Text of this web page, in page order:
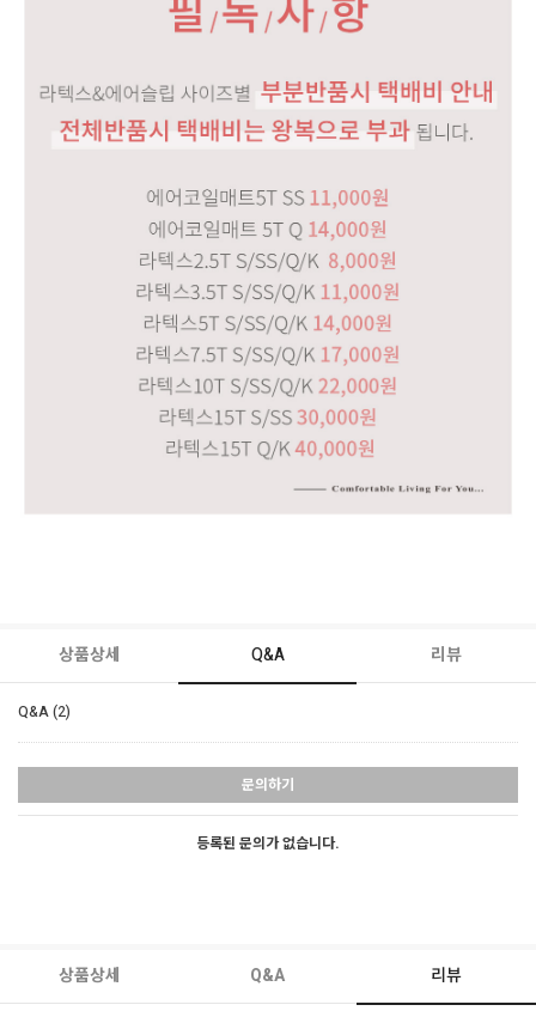
상품상세 Q&A 리뷰
Q&A (2)
문의하기
등록된 문의가 없습니다.
상품상세 Q&A 리뷰